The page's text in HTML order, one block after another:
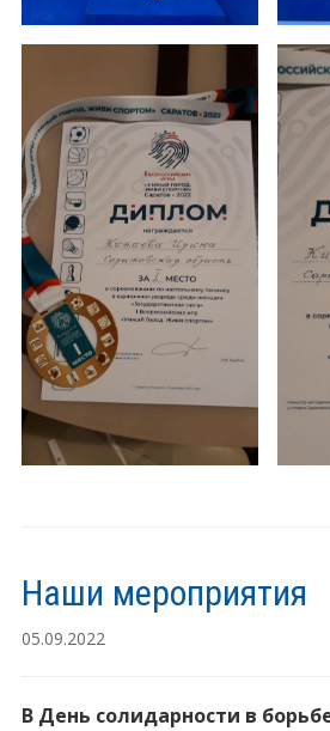
Наши мероприятия
05.09.2022
В День солидарности в